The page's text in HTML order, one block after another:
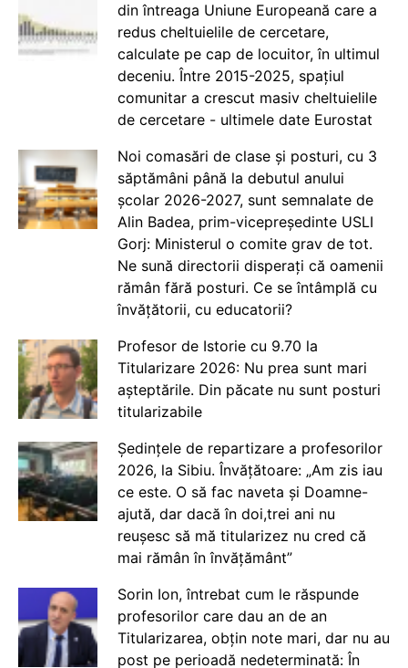
din întreaga Uniune Europeană care a
redus cheltuielile de cercetare,
calculate pe cap de locuitor, în ultimul
deceniu. Între 2015-2025, spațiul
comunitar a crescut masiv cheltuielile
de cercetare - ultimele date Eurostat
Noi comasări de clase și posturi, cu 3
săptămâni până la debutul anului
școlar 2026-2027, sunt semnalate de
Alin Badea, prim-vicepreședinte USLI
Gorj: Ministerul o comite grav de tot.
Ne sună directorii disperați că oamenii
rămân fără posturi. Ce se întâmplă cu
învățătorii, cu educatorii?
Profesor de Istorie cu 9.70 la
Titularizare 2026: Nu prea sunt mari
așteptările. Din păcate nu sunt posturi
titularizabile
Ședințele de repartizare a profesorilor
2026, la Sibiu. Învățătoare: „Am zis iau
ce este. O să fac naveta și Doamne-
ajută, dar dacă în doi,trei ani nu
reușesc să mă titularizez nu cred că
mai rămân în învățământ”
Sorin Ion, întrebat cum le răspunde
profesorilor care dau an de an
Titularizarea, obțin note mari, dar nu au
post pe perioadă nedeterminată: În